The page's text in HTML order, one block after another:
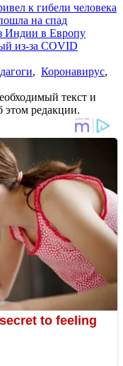
к гибели человека
на спад
Индии в Европу
из-за COVID
, Коронавирус,
текст и
этом редакции.